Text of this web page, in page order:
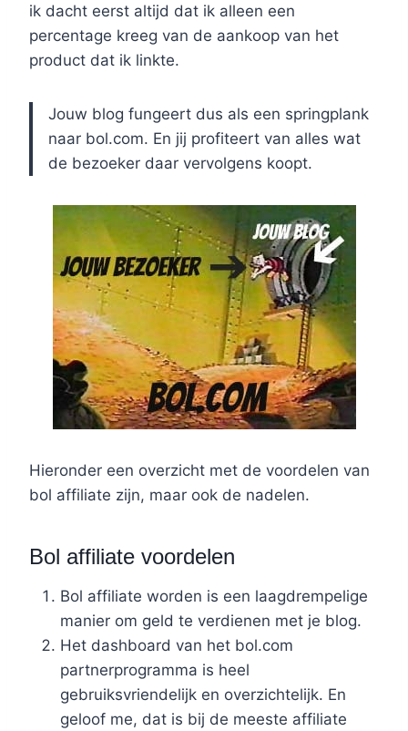
ik dacht eerst altijd dat ik alleen een
percentage kreeg van de aankoop van het
product dat ik linkte.
Jouw blog fungeert dus als een springplank
naar bol.com. En jij profiteert van alles wat
de bezoeker daar vervolgens koopt.
Hieronder een overzicht met de voordelen van
bol affiliate zijn, maar ook de nadelen.
Bol affiliate voordelen
Bol affiliate worden is een laagdrempelige
manier om geld te verdienen met je blog.
Het dashboard van het bol.com
partnerprogramma is heel
gebruiksvriendelijk en overzichtelijk. En
geloof me, dat is bij de meeste affiliate